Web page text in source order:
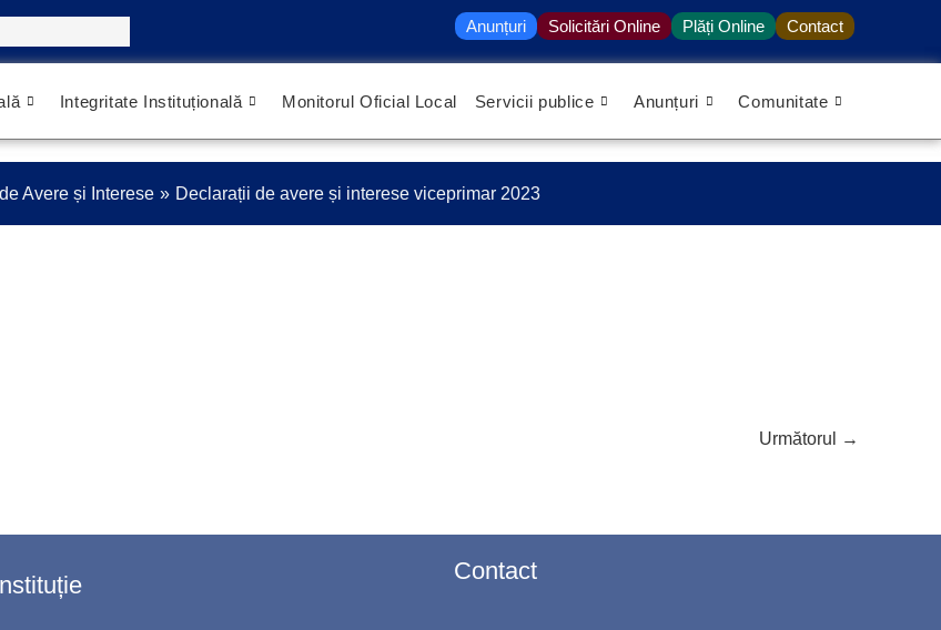
Anunțuri Solicitări Online Plăți Online Contact
Integritate Instituțională Monitorul Oficial Local Servicii publice Anunțuri Comunitate
Avere și Interese Declarații de avere și interese viceprimar 2023
Următorul →
Contact